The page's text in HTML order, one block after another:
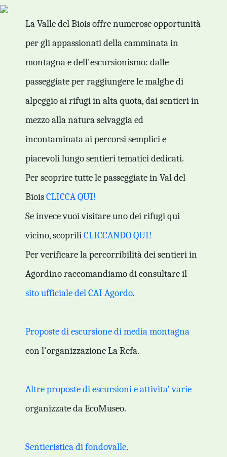
La Valle del Biois offre numerose opportunità
per gli appassionati della camminata in
montagna e dell'escursionismo: dalle
passeggiate per raggiungere le malghe di
alpeggio ai rifugi in alta quota, dai sentieri in
mezzo alla natura selvaggia ed
incontaminata ai percorsi semplici e
piacevoli lungo sentieri tematici dedicati.
Per scoprire tutte le passeggiate in Val del
BioisCLICCA QUI!
Se invece vuoi visitare uno dei rifugi qui
vicino, scopriliCLICCANDO QUI!
Per verificare la percorribilità dei sentieri in
Agordino raccomandiamo di consultare il
sito ufficiale del CAI Agordo.
Proposte di escursione di media montagna
con l'organizzazione La Refa.
Altre proposte di escursioni e attivita' varie
organizzate da EcoMuseo.
Sentieristica di fondovalle.